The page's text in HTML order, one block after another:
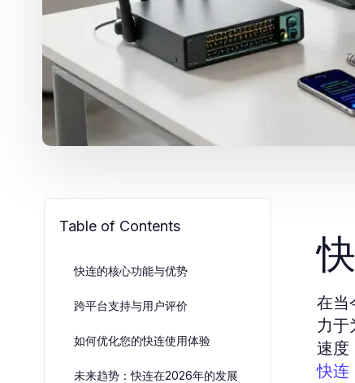
Table of Contents
快连的核心功能与优势
跨平台支持与用户评价
如何优化您的快连使用体验
未来趋势：快连在2026年的发展
在当
力于
速度
快连